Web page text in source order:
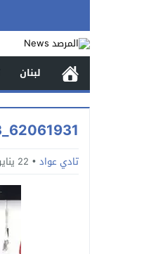
لبنان
62061931_803~2
تادي عواد 22 يناير 2026